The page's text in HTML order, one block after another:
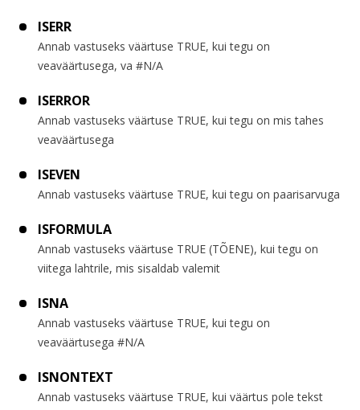
ISERR
Annab vastuseks väärtuse TRUE, kui tegu on
veaväärtusega, va #N/A
ISERROR
Annab vastuseks väärtuse TRUE, kui tegu on mis tahes
veaväärtusega
ISEVEN
Annab vastuseks väärtuse TRUE, kui tegu on paarisarvuga
ISFORMULA
Annab vastuseks väärtuse TRUE (TÕENE), kui tegu on
viitega lahtrile, mis sisaldab valemit
ISNA
Annab vastuseks väärtuse TRUE, kui tegu on
veaväärtusega #N/A
ISNONTEXT
Annab vastuseks väärtuse TRUE, kui väärtus pole tekst